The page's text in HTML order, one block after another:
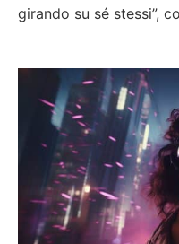
girando su sé stessi”,